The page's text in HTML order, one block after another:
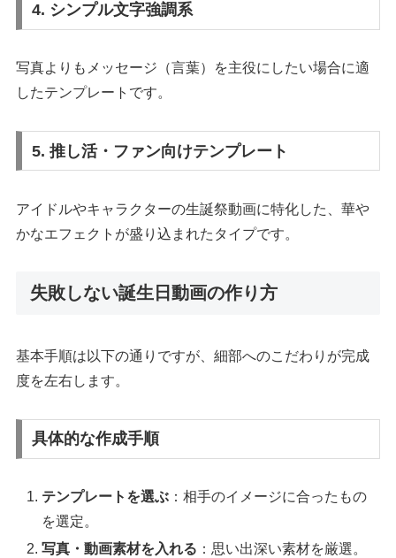
4. シンプル文字強調系
写真よりもメッセージ（言葉）を主役にしたい場合に適
したテンプレートです。
5. 推し活・ファン向けテンプレート
アイドルやキャラクターの生誕祭動画に特化した、華や
かなエフェクトが盛り込まれたタイプです。
失敗しない誕生日動画の作り方
基本手順は以下の通りですが、細部へのこだわりが完成
度を左右します。
具体的な作成手順
テンプレートを選ぶ ：相手のイメージに合ったもの
を選定。
写真・動画素材を入れる ：思い出深い素材を厳選。